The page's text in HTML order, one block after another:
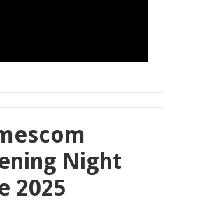
Night
2025